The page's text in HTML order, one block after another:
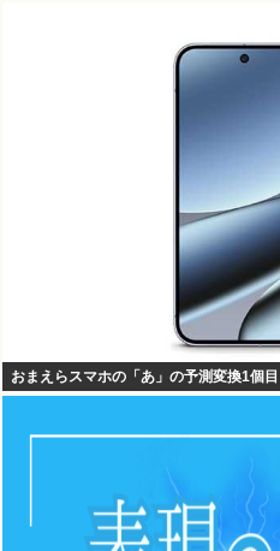
おまえらスマホの「あ」の予測変換1個